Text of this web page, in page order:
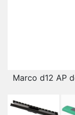
Marco d12 AP